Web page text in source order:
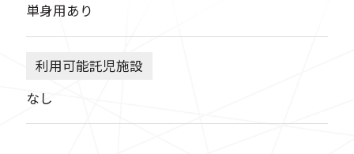
単身用あり
利用可能託児施設
なし